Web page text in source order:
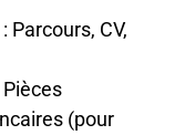
Parcours, CV,
(pour